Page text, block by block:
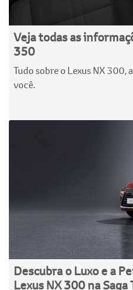
Veja todas as
350
Tudo sobre o Lexus NX 300,
você.
Descubra o Luxo e a
Lexus NX 300 na Saga